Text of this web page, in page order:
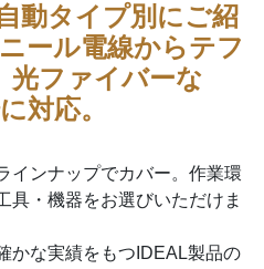
動タイプ別にご紹
ール電線からテフ
光ファイバーな
対応。
インナップでカバー。作業環
具・機器をお選びいただけま
かな実績をもつIDEAL製品の